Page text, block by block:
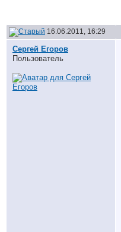
16.06.2011, 16:29
Сергей Егоров
Пользователь